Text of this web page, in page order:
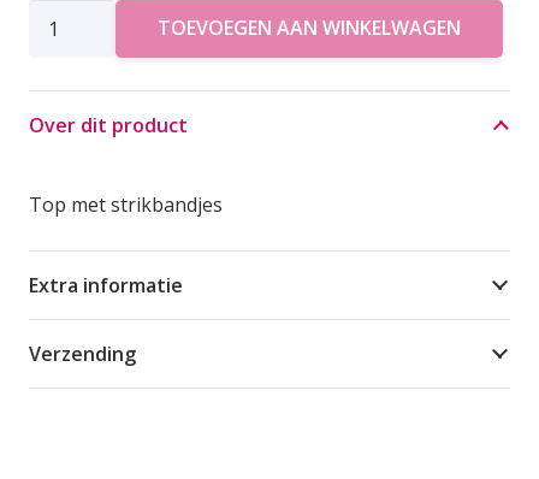
AZZURRO
aantal
TOEVOEGEN AAN WINKELWAGEN
Over dit product
Top met strikbandjes
Extra informatie
Verzending